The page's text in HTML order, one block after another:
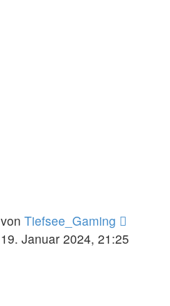
von Tiefsee_Gaming
19. Januar 2024, 21:25